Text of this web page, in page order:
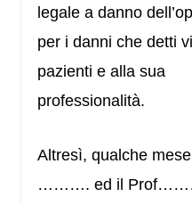
legale a danno
per i danni che detti
pazienti e alla sua
professionalità.
Altresì, qualche
………. ed il